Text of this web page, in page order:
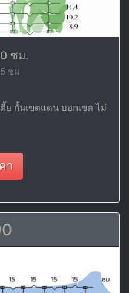
ซม.
ซม
ย กั้นเขตแดน บอกเขต ไม่
า